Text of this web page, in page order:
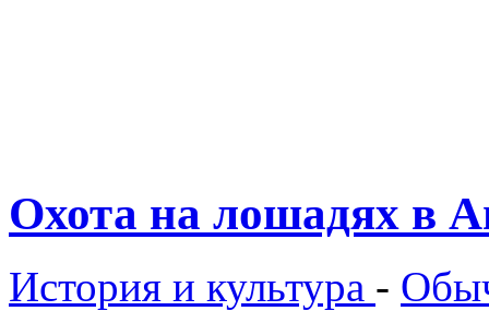
Охота на лошадях в
История и культура -